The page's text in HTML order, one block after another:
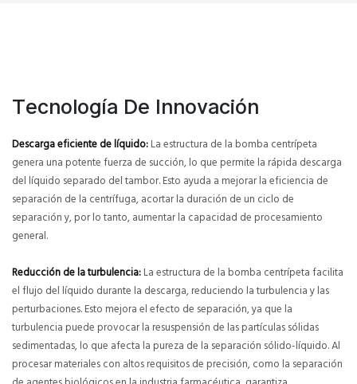
Tecnología De Innovación
Descarga eficiente de líquido:La estructura de la bomba centrípeta
genera una potente fuerza de succión, lo que permite la rápida descarga
del líquido separado del tambor. Esto ayuda a mejorar la eficiencia de
separación de la centrífuga, acortar la duración de un ciclo de
separación y, por lo tanto, aumentar la capacidad de procesamiento
general.
Reducción de la turbulencia:La estructura de la bomba centrípeta facilita
el flujo del líquido durante la descarga, reduciendo la turbulencia y las
perturbaciones. Esto mejora el efecto de separación, ya que la
turbulencia puede provocar la resuspensión de las partículas sólidas
sedimentadas, lo que afecta la pureza de la separación sólido-líquido. Al
procesar materiales con altos requisitos de precisión, como la separación